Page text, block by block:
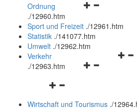
Navigationsmenü
und
schließen
Ordnung
./12960.htm
Sport und Freizeit ./12961.htm
Statistik ./141077.htm
Umwelt ./12962.htm
Navigationsmenü
Verkehr
./12963.htm
Navigationsmenü
und
Wirtschaft und Tourismus ./